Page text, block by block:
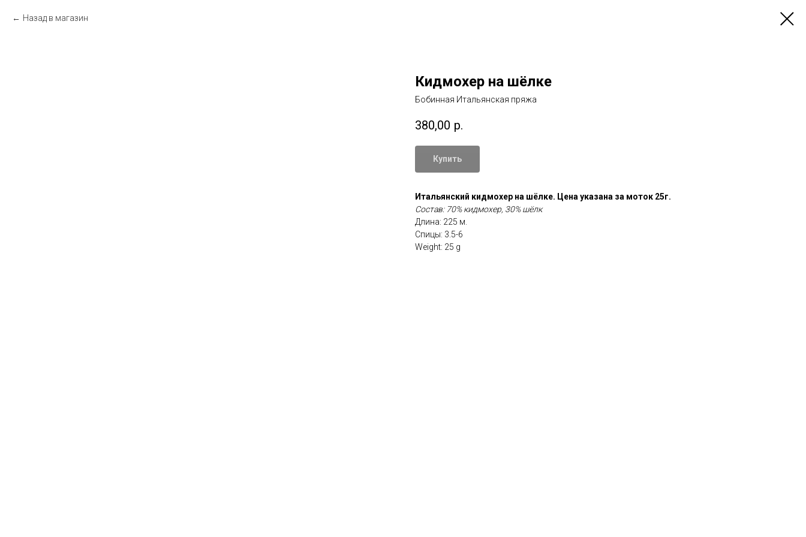
Назад в магазин
Кидмохер на шёлке
Бобинная Итальянская пряжа
380,00 р.
Купить
Итальянский кидмохер на шёлке. Цена указана за моток 25г.
Состав: 70% кидмохер, 30% шёлк
Длина: 225 м.
Спицы: 3.5-6
Weight: 25 g